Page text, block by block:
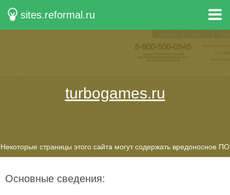
sites.reformal.ru
turbogames.ru
Некоторые страницы этого сайта могут содержать вредоносное ПО
Основные сведения: